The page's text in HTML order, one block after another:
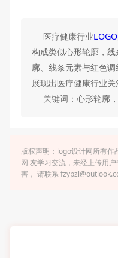
医疗健康行业LOGO
构成类似心形轮廓，
廓、线条元素与红色
展现出医疗健康行业关
关键词：心形轮廓
版权声明：logo设计网所有
网 友学习交流，未经上传用
害， 请联系